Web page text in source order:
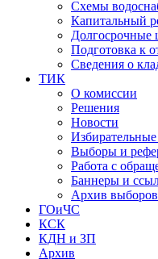
Схемы
Капитальный
Долгосрочные
Подготовка к
Сведения о
ТИК
О комиссии
Решения
Новости
Выборы и
Работа с
Баннеры и
Архив выборов
ГОиЧС
КСК
КДН и ЗП
Архив